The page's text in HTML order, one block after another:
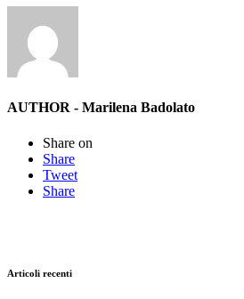
AUTHOR - Marilena Badolato
Share on
Share
Tweet
Share
Articoli recenti